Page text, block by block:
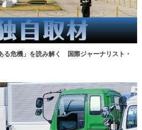
る危機」を読み解く 国際ジャーナリスト・